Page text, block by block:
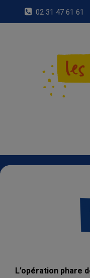
02 31 47 61 61
L’opération phare